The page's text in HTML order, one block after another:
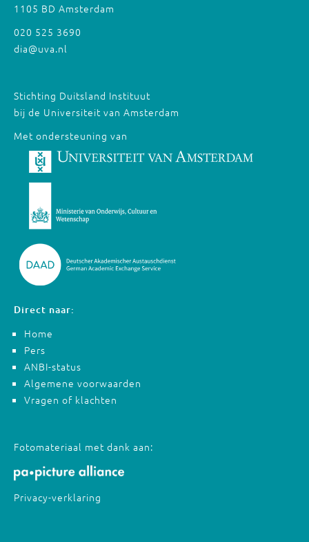
1105 BD Amsterdam
020 525 3690
dia@uva.nl
Stichting Duitsland Instituut
bij de Universiteit van Amsterdam
Met ondersteuning van
Direct naar:
Home
Pers
ANBI-status
Algemene voorwaarden
Vragen of klachten
Fotomateriaal met dank aan:
Privacy-verklaring